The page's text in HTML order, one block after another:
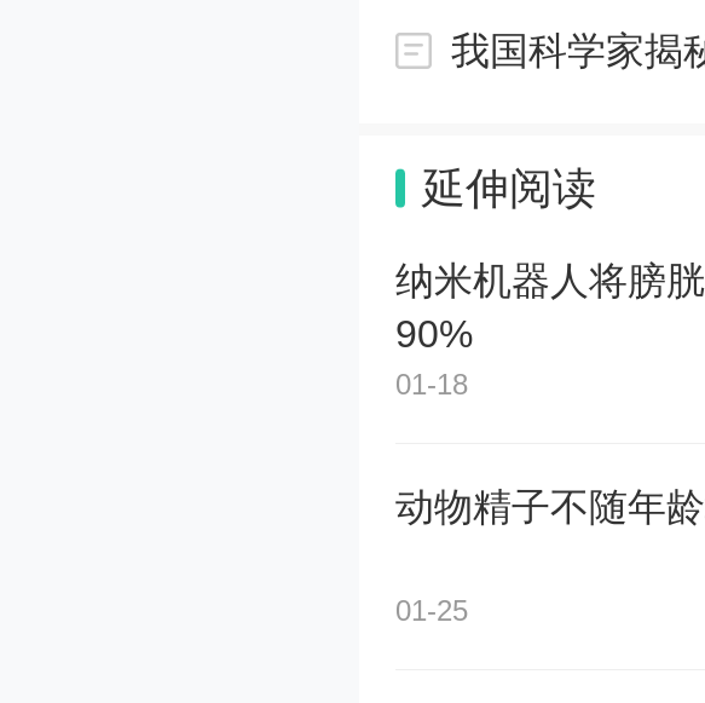
化。但是该方法
程。另一种则是
天空平面上的速
阳望远镜，视场
我国科学家揭
延伸阅读
纳米机器人将膀
90%
01-18
动物精子不随年
01-25